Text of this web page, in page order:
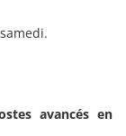
avancés en